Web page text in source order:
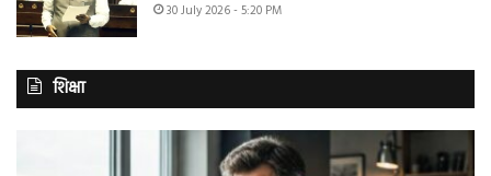
30 July 2026 - 5:20 PM
शिक्षा